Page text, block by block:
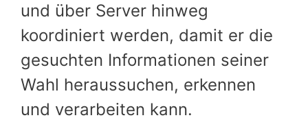
und über Server hinweg
koordiniert werden, damit er die
gesuchten Informationen seiner
Wahl heraussuchen, erkennen
und verarbeiten kann.